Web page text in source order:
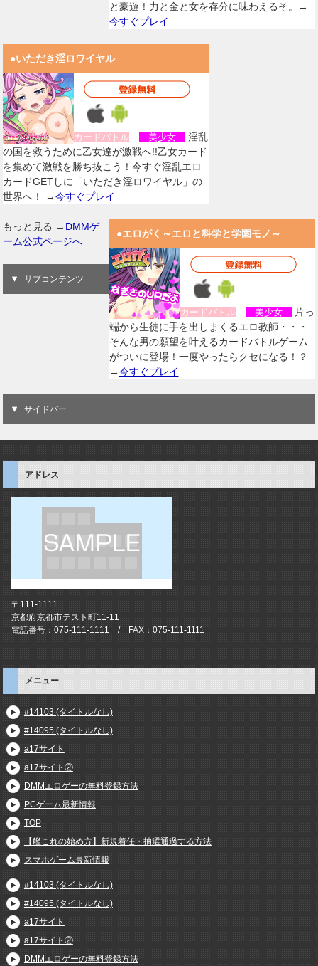
と豪遊！力と金と女を存分に味わえるそ。→
今すぐプレイ
●いただき淫ロワイヤル
カードバトル 美少女
淫乱
の国を救うために乙女達が激戦へ!!乙女カード
を集めて激戦を勝ち抜こう！今すぐ淫乱エロ
カードGETしに「いただき淫ロワイヤル」の
世界へ！ →今すぐプレイ
●エロがく～エロと科学と学園モノ～
カードバトル 美少女
片っ
端から生徒に手を出しまくるエロ教師・・・
そんな男の願望を叶えるカードバトルゲーム
がついに登場！一度やったらクセになる！？
→今すぐプレイ
もっと見る → DMMゲ
ーム公式ページへ
サブコンテンツ
サイドバー
アドレス
〒111-1111
京都府京都市テスト町11-11
電話番号：075-111-1111 / FAX：075-111-1111
メニュー
#14103 (タイトルなし)
#14095 (タイトルなし)
a17サイト
a17サイト②
DMMエロゲーの無料登録方法
PCゲーム最新情報
TOP
【艦これの始め方】新規着任・抽選通過する方法
スマホゲーム最新情報
#14103 (タイトルなし)
#14095 (タイトルなし)
a17サイト
a17サイト②
DMMエロゲーの無料登録方法